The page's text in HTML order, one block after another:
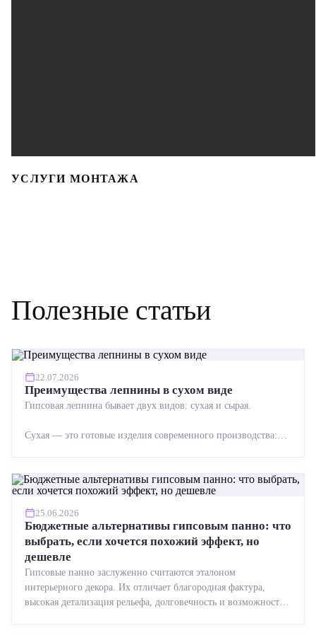
УСЛУГИ МОНТАЖА
Полезные статьи
22.07.2026
Преимущества лепнины в сухом виде
Гипсовая лепнина бывает двух видов: сухая и сырая.
Сухая — это готовые изделия современного производства:
25.06.2026
Бюджетные альтернативы гипсовым панно: что
выбрать, если хочется похожий эффект, но
дешевле
Гипсовые панно заслуженно считаются эталоном
интерьерного декора. Их отличает благородная фактура,
высокая детализация рельефа, долговечность и возможность